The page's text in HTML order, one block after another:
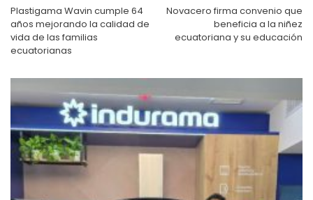
entradas
Plastigama Wavin cumple 64
años mejorando la calidad de
vida de las familias
ecuatorianas
Novacero firma convenio que
beneficia a la niñez
ecuatoriana y su educación